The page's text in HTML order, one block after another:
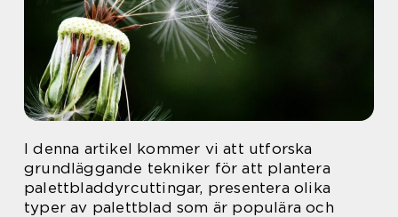
I denna artikel kommer vi att utforska
grundläggande tekniker för att plantera
palettbladdyrcuttingar, presentera olika
typer av palettblad som är populära och